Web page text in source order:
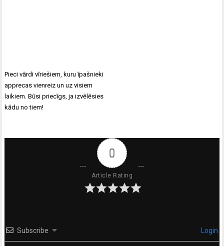
Ziņu
izvēlne
Pieci vārdi vīriešiem, kuru īpašnieki
apprecas vienreiz un uz visiem
laikiem. Būsi priecīgs, ja izvēlēsies
kādu no tiem!
0
Article Rating
Subscribe Login